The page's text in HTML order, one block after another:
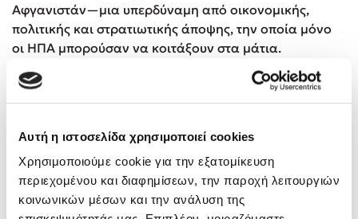
Αυτή η ιστοσελίδα χρησιμοποιεί cookies
Χρησιμοποιούμε cookie για την εξατομίκευση
περιεχομένου και διαφημίσεων, την παροχή λειτουργιών
κοινωνικών μέσων και την ανάλυση της
Αφγανιστάν—μια υπερδύναμη από οικονομικής,
πολιτικής και στρατιωτικής άποψης, την οποία μόνο
οι ΗΠΑ μπορούσαν να κοιτάξουν στα μάτια.